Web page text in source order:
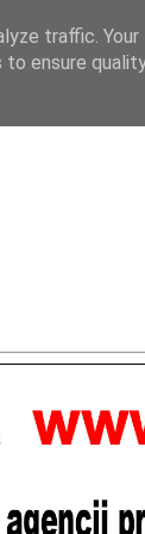
traffic.
ensure